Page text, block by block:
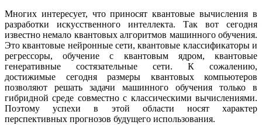
Многих интересует, что приносят квантовые вычисления в
разработки искусственного интеллекта. Так вот сегодня
известно немало квантовых алгоритмов машинного обучения.
Это квантовые нейронные сети, квантовые классификаторы и
регрессоры, обучение с квантовым ядром, квантовые
генеративные состязательные сети. К сожалению,
достижимые сегодня размеры квантовых компьютеров
позволяют решать задачи машинного обучения только в
гибридной среде совместно с классическими вычислениями.
Поэтому успехи в этой области носят характер
перспективных прогнозов будущего использования.